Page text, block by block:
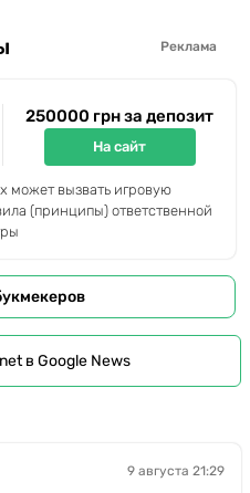
Реклама
250000 грн за депозит
На сайт
может вызвать игровую
(принципы) ответственной
в Google News
9 августа 21:29